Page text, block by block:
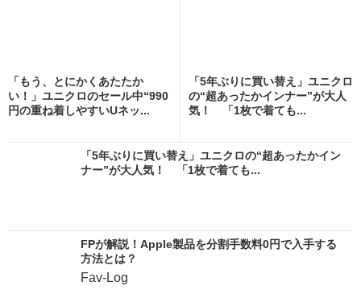
「もう、とにかくあたたか
い！」ユニクロのセール中“990
円の重ね着しやすいUネッ...
「5年ぶりに買い替え」ユニクロ
の“超あったかインナー”が大人
気！ 「1枚で着ても...
「5年ぶりに買い替え」ユニクロの“超あったかイン
ナー”が大人気！ 「1枚で着ても...
FPが解説！Apple製品を分割手数料0円で入手する
方法とは？
Fav-Log